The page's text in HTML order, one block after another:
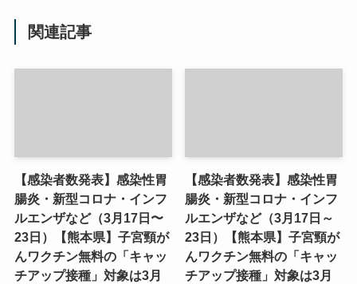
関連記事
【感染者数発表】感染性胃
腸炎・新型コロナ・インフ
ルエンザなど（3月17日〜
23日）【熊本県】子宮頸が
んワクチン無料の「キャッ
チアップ接種」対象は3月
【感染者数発表】感染性胃
腸炎・新型コロナ・インフ
ルエンザなど（3月17日～
23日）【熊本県】子宮頸が
んワクチン無料の「キャッ
チアップ接種」対象は3月